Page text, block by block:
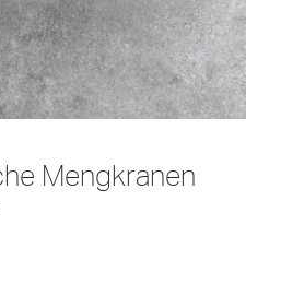
Mengkranen